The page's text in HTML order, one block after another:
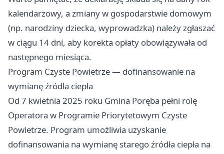
kalendarzowy, a zmiany w gospodarstwie domowym
(np. narodziny dziecka, wyprowadzka) należy zgłaszać
w ciągu 14 dni, aby korekta opłaty obowiązywała od
następnego miesiąca.
Program Czyste Powietrze — dofinansowanie na
wymianę źródła ciepła
Od 7 kwietnia 2025 roku Gmina Poręba pełni rolę
Operatora w Programie Priorytetowym Czyste
Powietrze. Program umożliwia uzyskanie
dofinansowania na wymianę starego źródła ciepła na